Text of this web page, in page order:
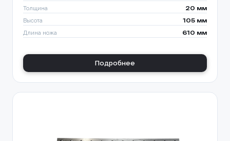
Толщина 20 мм
Высота 105 мм
Длина ножа 610 мм
Подробнее